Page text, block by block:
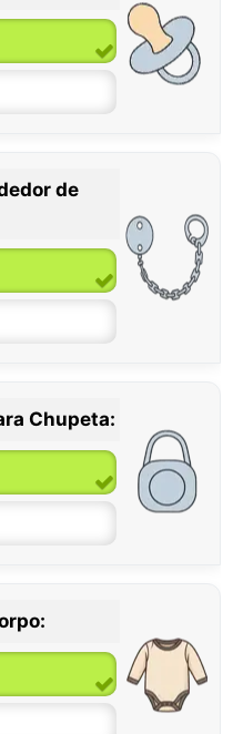
de
Chupeta: